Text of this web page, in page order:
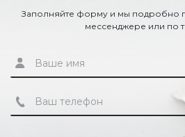
Заполняйте форму и мы подробно
мессенджере или по